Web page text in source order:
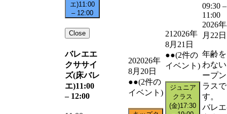
エ)11:00
– 12:00
Close
バレエエ
クササイ
ズ(床バレ
エ)11:00
– 12:00
202026年
8月20日
●●(2件の
イベント)
21 2026年
8月21日
●●(2件の
イベント)
ジュニア
クラス
(金)17:30
09:30 –
11:00
2026
月22日
年齢
わな
ープ
ラスで
す。
バレ